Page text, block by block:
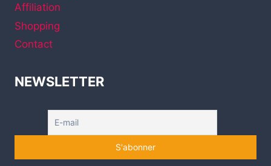
Affiliation
Shopping
Contact
NEWSLETTER